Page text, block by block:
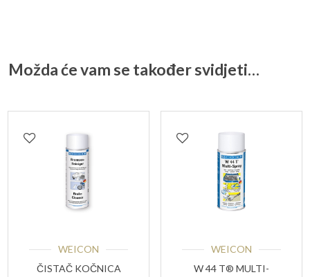
Možda će vam se također svidjeti…
WEICON
ČISTAČ KOČNICA
WEICON
W 44 T® MULTI-